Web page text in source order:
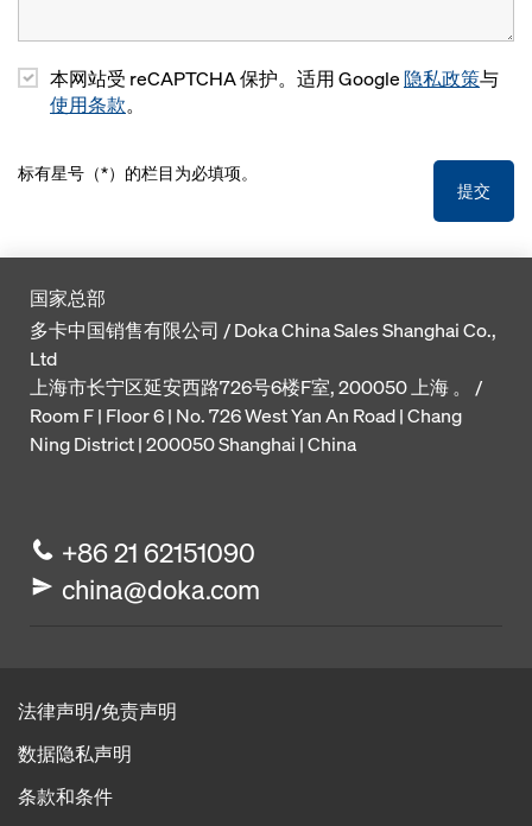
本网站受 reCAPTCHA 保护。适用 Google 隐私政策与
使用条款。
提交
标有星号（*）的栏目为必填项。
国家总部
多卡中国销售有限公司 / Doka China Sales Shanghai Co.,
Ltd
上海市长宁区延安西路726号6楼F室, 200050 上海 。 /
Room F | Floor 6 | No. 726 West Yan An Road | Chang
Ning District | 200050 Shanghai | China
+86 21 62151090
china@doka.com
法律声明/免责声明
数据隐私声明
条款和条件